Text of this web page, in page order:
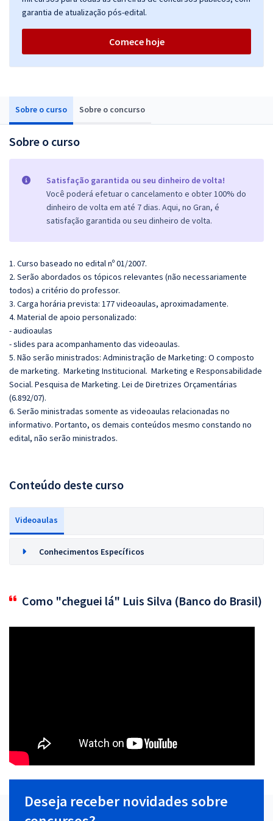
Sobre o curso Sobre o concurso
Sobre o curso
Satisfação garantida ou seu dinheiro de volta!
Você poderá efetuar o cancelamento e obter 100% do
dinheiro de volta em até 7 dias. Aqui, no Gran, é
satisfação garantida ou seu dinheiro de volta.
1. Curso baseado no edital nº 01/2007.
2. Serão abordados os tópicos relevantes (não necessariamente
todos) a critério do professor.
3. Carga horária prevista: 177 videoaulas, aproximadamente.
4. Material de apoio personalizado:
- audioaulas
- slides para acompanhamento das videoaulas.
5. Não serão ministrados: Administração de Marketing: O composto
de marketing. Marketing Institucional. Marketing e Responsabilidade
Social. Pesquisa de Marketing. Lei de Diretrizes Orçamentárias
(6.892/07).
6. Serão ministradas somente as videoaulas relacionadas no
informativo. Portanto, os demais conteúdos mesmo constando no
edital, não serão ministrados.
Conteúdo deste curso
Videoaulas
Conhecimentos Específicos
Como "cheguei lá" Luis Silva (Banco do Brasil)
garantia de atualização pós-edital.
Comece hoje
Deseja receber novidades sobre